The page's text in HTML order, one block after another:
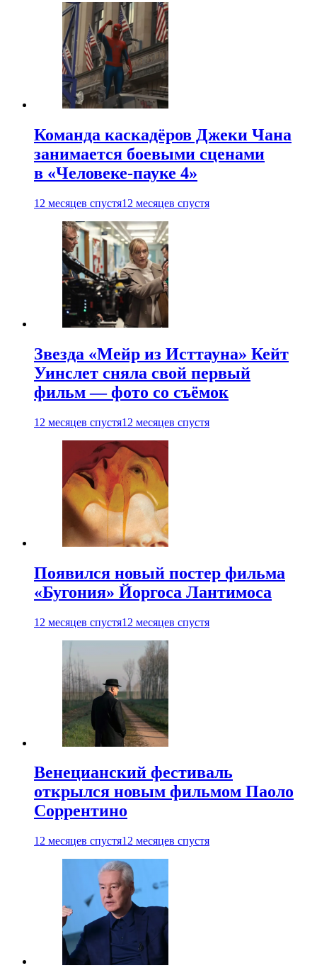
Команда каскадёров Джеки Чана
занимается боевыми сценами
в «Человеке-пауке 4»
12 месяцев спустя12 месяцев спустя
Звезда «Мейр из Исттауна» Кейт
Уинслет сняла свой первый
фильм — фото со съёмок
12 месяцев спустя12 месяцев спустя
Появился новый постер фильма
«Бугония» Йоргоса Лантимоса
12 месяцев спустя12 месяцев спустя
Венецианский фестиваль
открылся новым фильмом Паоло
Соррентино
12 месяцев спустя12 месяцев спустя